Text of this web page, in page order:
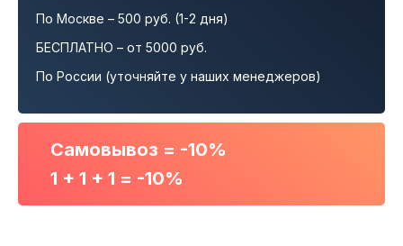
По Москве – 500 руб. (1-2 дня)
БЕСПЛАТНО – от 5000 руб.
По России (уточняйте у наших менеджеров)
Самовывоз = -10%
1 + 1 + 1 = -10%